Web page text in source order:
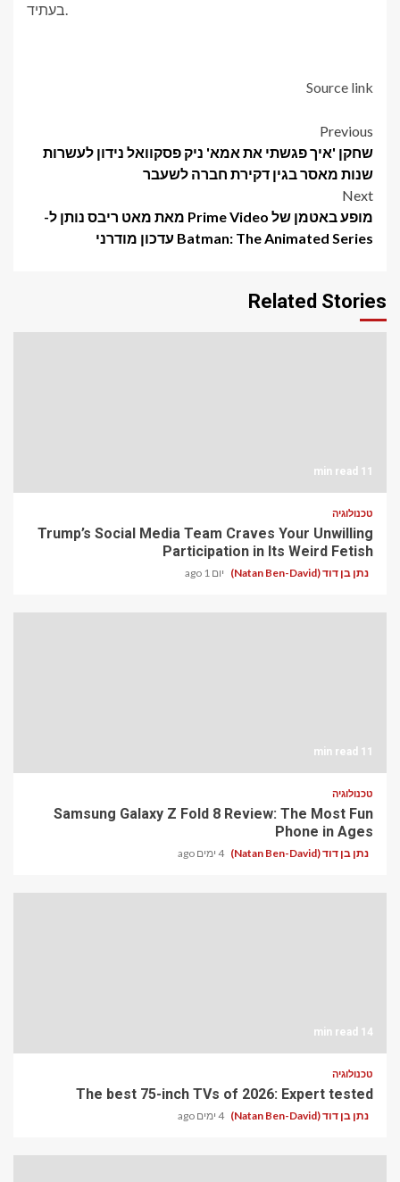
בעתיד.
Source link
Post
navigation
Previous
שחקן 'איך פגשתי את אמא' ניק פסקוואל נידון לעשרות
שנות מאסר בגין דקירת חברה לשעבר
Next
מופע באטמן של Prime Video מאת מאט ריבס נותן ל-
Batman: The Animated Series עדכון מודרני
Related Stories
11 min read
טכנולוגיה
Trump’s Social Media Team Craves Your Unwilling
Participation in Its Weird Fetish
נתן בן דוד (Natan Ben-David) יום 1 ago
11 min read
טכנולוגיה
Samsung Galaxy Z Fold 8 Review: The Most Fun
Phone in Ages
נתן בן דוד (Natan Ben-David) 4 ימים ago
14 min read
טכנולוגיה
The best 75-inch TVs of 2026: Expert tested
נתן בן דוד (Natan Ben-David) 4 ימים ago